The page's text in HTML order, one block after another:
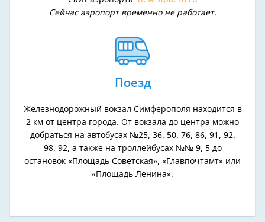
Сейчас аэропорт временно не работает.
Поезд
Железнодорожный вокзал Симферополя находится в
2 км от центра города. От вокзала до центра можно
добраться на автобусах №25, 36, 50, 76, 86, 91, 92,
98, 92, а также на троллейбусах №№ 9, 5 до
остановок «Площадь Советская», «Главпочтамт» или
«Площадь Ленина».